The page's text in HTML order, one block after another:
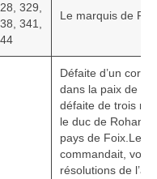
329,
341,
Le marquis de
Défaite d’un
dans la paix de
défaite de trois
le duc de Rohan
pays de Foix.Le
commandait,
résolutions de